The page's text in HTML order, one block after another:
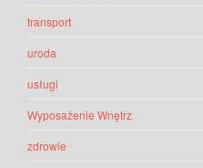
transport
uroda
usługi
Wyposażenie Wnętrz
zdrowie